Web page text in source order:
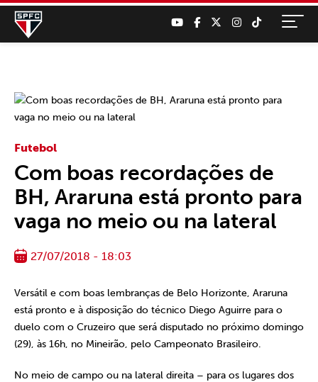
Futebol
Com boas recordações de
BH, Araruna está pronto para
vaga no meio ou na lateral
27/07/2018 - 18:03
Versátil e com boas lembranças de Belo Horizonte, Araruna
está pronto e à disposição do técnico Diego Aguirre para o
duelo com o Cruzeiro que será disputado no próximo domingo
(29), às 16h, no Mineirão, pelo Campeonato Brasileiro.
No meio de campo ou na lateral direita – para os lugares dos